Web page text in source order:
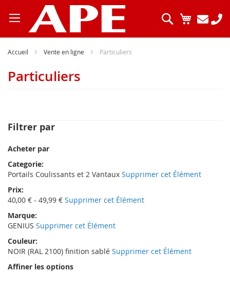
au
contenu
Mon
Chercher
Accueil Vente en ligne Particuliers
Particuliers
Filtrer par
Acheter par
Categorie
Portails Coulissants et 2 Vantaux Supprimer cet Élément
Prix
40,00 € - 49,99 € Supprimer cet Élément
Marque
GENIUS Supprimer cet Élément
Couleur
NOIR (RAL 2100) finition sablé Supprimer cet Élément
Affiner les options